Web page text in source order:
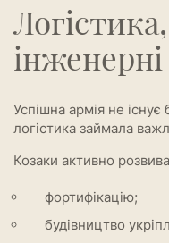
Успішна армія не
логістика займала
Козаки активно
фортифікацію;
будівництво